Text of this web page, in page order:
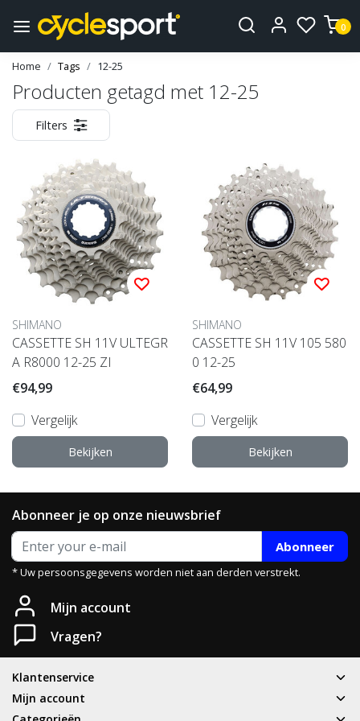
0
Home Tags 12-25
Producten getagd met 12-25
Filters
SHIMANO
CASSETTE SH 11V ULTEGR
A R8000 12-25 ZI
€94,99
Vergelijk
Bekijken
SHIMANO
CASSETTE SH 11V 105 580
0 12-25
€64,99
Vergelijk
Bekijken
Abonneer je op onze nieuwsbrief
Abonneer
* Uw persoonsgegevens worden niet aan derden verstrekt.
Mijn account
Vragen?
Klantenservice
Mijn account